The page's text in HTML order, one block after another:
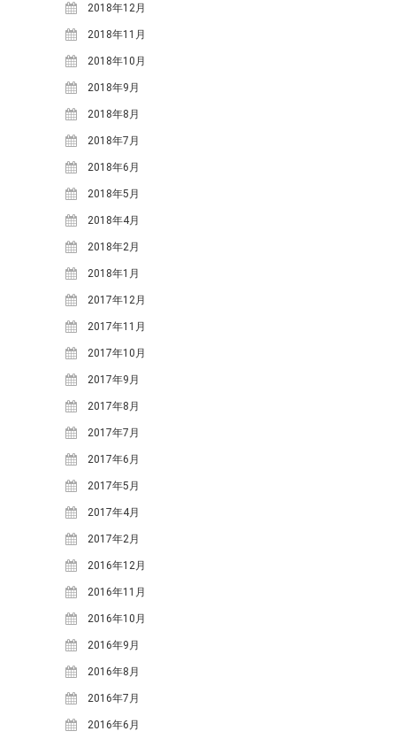
ななしんぼカフ
みん育Cafe
めいほうス
キー場
ベント
カフェイベント
コンサート レジャー
伝統行事 伝統食
國田家の芝桜
地域イベ
ント 地域団体支援
森プロジェクト
小川 小川小学校
明宝ツーネット
ーリズムネットワークセンタ
宝文化財保護協会
明宝歴史
民俗資料館 春 栃尾里人塾
源右衛門 祭礼 給食ランチ
道の駅 食 食事
2026年3月(4)
2025年12月(3)
2025年11月(1)
2025年9月(1)
2025年7月(1)
2025年3月(1)
2024年12月(1)
2024年10月(2)
2018年12月
2018年11月
2018年10月
2018年9月
2018年8月
2018年7月
2018年6月
2018年5月
2018年4月
2018年2月
2018年1月
2017年12月
2017年11月
2017年10月
2017年9月
2017年8月
2017年7月
2017年6月
2017年5月
2017年4月
2017年2月
2016年12月
2016年11月
2016年10月
2016年9月
2016年8月
2016年7月
2016年6月